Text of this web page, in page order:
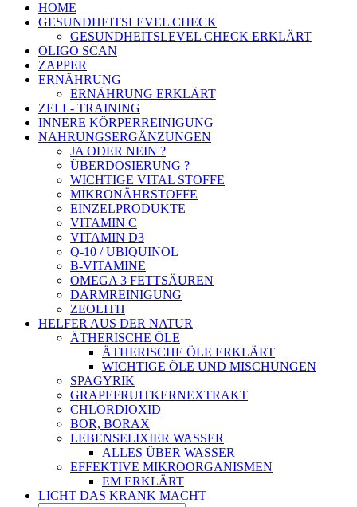
HOME
GESUNDHEITSLEVEL CHECK
GESUNDHEITSLEVEL CHECK ERKLÄRT
OLIGO SCAN
ZAPPER
ERNÄHRUNG
ERNÄHRUNG ERKLÄRT
ZELL- TRAINING
INNERE KÖRPERREINIGUNG
NAHRUNGSERGÄNZUNGEN
JA ODER NEIN ?
ÜBERDOSIERUNG ?
WICHTIGE VITAL STOFFE
MIKRONÄHRSTOFFE
EINZELPRODUKTE
VITAMIN C
VITAMIN D3
Q-10 / UBIQUINOL
B-VITAMINE
OMEGA 3 FETTSÄUREN
DARMREINIGUNG
ZEOLITH
HELFER AUS DER NATUR
ÄTHERISCHE ÖLE
ÄTHERISCHE ÖLE ERKLÄRT
WICHTIGE ÖLE UND MISCHUNGEN
SPAGYRIK
GRAPEFRUITKERNEXTRAKT
CHLORDIOXID
BOR, BORAX
LEBENSELIXIER WASSER
ALLES ÜBER WASSER
EFFEKTIVE MIKROORGANISMEN
EM ERKLÄRT
LICHT DAS KRANK MACHT